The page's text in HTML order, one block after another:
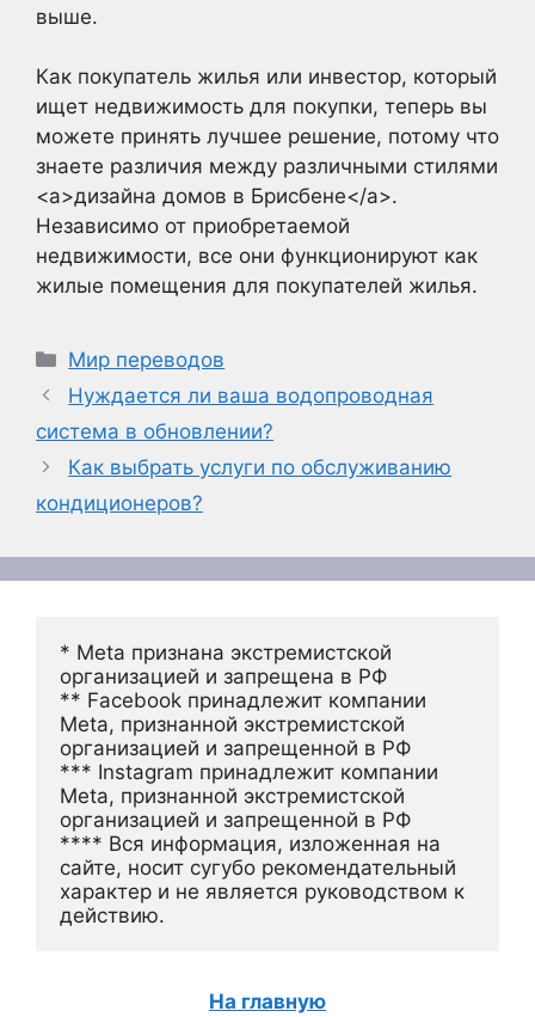
выше.
Как покупатель жилья или инвестор, который
ищет недвижимость для покупки, теперь вы
можете принять лучшее решение, потому что
знаете различия между различными стилями
<a>дизайна домов в Брисбене</a>.
Независимо от приобретаемой
недвижимости, все они функционируют как
жилые помещения для покупателей жилья.
Рубрики
Мир переводов
Нуждается ли ваша водопроводная
система в обновлении?
Как выбрать услуги по обслуживанию
кондиционеров?
* Meta признана экстремистской
организацией и запрещена в РФ
** Facebook принадлежит компании
Meta, признанной экстремистской
организацией и запрещенной в РФ
*** Instagram принадлежит компании
Meta, признанной экстремистской
организацией и запрещенной в РФ
**** Вся информация, изложенная на
сайте, носит сугубо рекомендательный
характер и не является руководством к
действию.
На главную